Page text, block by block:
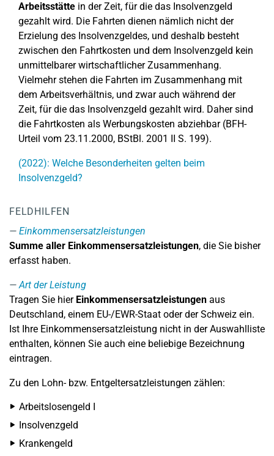
Arbeitsstätte in der Zeit, für die das Insolvenzgeld
gezahlt wird. Die Fahrten dienen nämlich nicht der
Erzielung des Insolvenzgeldes, und deshalb besteht
zwischen den Fahrtkosten und dem Insolvenzgeld kein
unmittelbarer wirtschaftlicher Zusammenhang.
Vielmehr stehen die Fahrten im Zusammenhang mit
dem Arbeitsverhältnis, und zwar auch während der
Zeit, für die das Insolvenzgeld gezahlt wird. Daher sind
die Fahrtkosten als Werbungskosten abziehbar (BFH-
Urteil vom 23.11.2000, BStBl. 2001 II S. 199).
(2022): Welche Besonderheiten gelten beim
Insolvenzgeld?
FELDHILFEN
Einkommensersatzleistungen
Summe aller Einkommensersatzleistungen, die Sie bisher
erfasst haben.
Art der Leistung
Tragen Sie hier Einkommensersatzleistungen aus
Deutschland, einem EU-/EWR-Staat oder der Schweiz ein.
Ist Ihre Einkommensersatzleistung nicht in der Auswahlliste
enthalten, können Sie auch eine beliebige Bezeichnung
eintragen.
Zu den Lohn- bzw. Entgeltersatzleistungen zählen:
Arbeitslosengeld I
Insolvenzgeld
Krankengeld